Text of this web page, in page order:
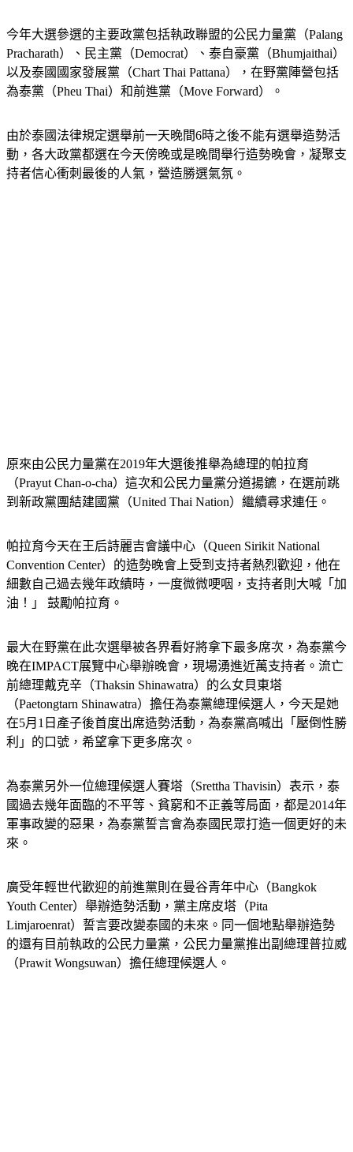
今年大選參選的主要政黨包括執政聯盟的公民力量黨（Palang
Pracharath）、民主黨（Democrat）、泰自豪黨（Bhumjaithai）
以及泰國國家發展黨（Chart Thai Pattana），在野黨陣營包括
由於泰國法律規定選舉前一天晚間6時之後不能有選舉造勢活
動，各大政黨都選在今天傍晚或是晚間舉行造勢晚會，凝聚支
原來由公民力量黨在2019年大選後推舉為總理的帕拉育
（Prayut Chan-o-cha）這次和公民力量黨分道揚鑣，在選前跳
帕拉育今天在王后詩麗吉會議中心（Queen Sirikit National
Convention Center）的造勢晚會上受到支持者熱烈歡迎，他在
細數自己過去幾年政績時，一度微微哽咽，支持者則大喊「加
最大在野黨在此次選舉被各界看好將拿下最多席次，為泰黨今
晚在IMPACT展覽中心舉辦晚會，現場湧進近萬支持者。流亡
前總理戴克辛（Thaksin Shinawatra）的么女貝東塔
（Paetongtarn Shinawatra）擔任為泰黨總理候選人，今天是她
在5月1日產子後首度出席造勢活動，為泰黨高喊出「壓倒性勝
為泰黨另外一位總理候選人賽塔（Srettha Thavisin）表示，泰
國過去幾年面臨的不平等、貧窮和不正義等局面，都是2014年
軍事政變的惡果，為泰黨誓言會為泰國民眾打造一個更好的未
廣受年輕世代歡迎的前進黨則在曼谷青年中心（Bangkok
Youth Center）舉辦造勢活動，黨主席皮塔（Pita
Limjaroenrat）誓言要改變泰國的未來。同一個地點舉辦造勢
的還有目前執政的公民力量黨，公民力量黨推出副總理普拉威